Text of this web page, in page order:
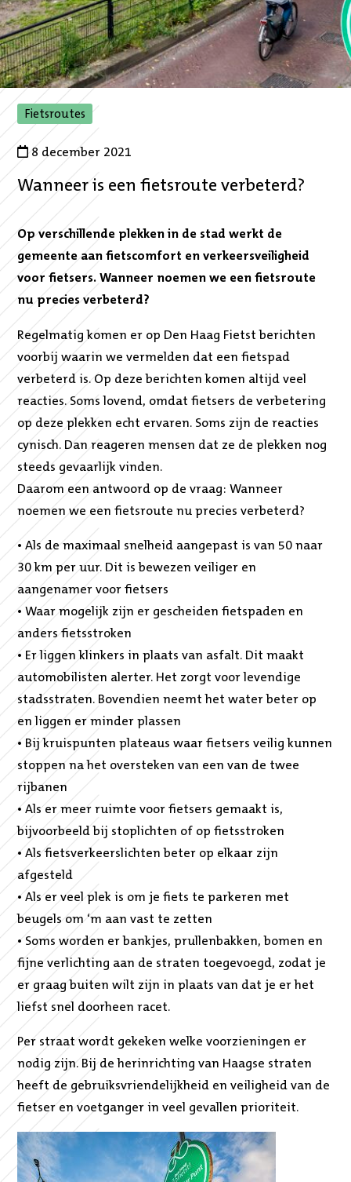
Fietsroutes
gefilterde
overzicht
8 december 2021
Wanneer is een fietsroute verbeterd?
Op verschillende plekken in de stad werkt de
gemeente aan fietscomfort en verkeersveiligheid
voor fietsers. Wanneer noemen we een fietsroute
nu precies verbeterd?
Regelmatig komen er op Den Haag Fietst berichten
voorbij waarin we vermelden dat een fietspad
verbeterd is. Op deze berichten komen altijd veel
reacties. Soms lovend, omdat fietsers de verbetering
op deze plekken echt ervaren. Soms zijn de reacties
cynisch. Dan reageren mensen dat ze de plekken nog
steeds gevaarlijk vinden.
Daarom een antwoord op de vraag: Wanneer
noemen we een fietsroute nu precies verbeterd?
• Als de maximaal snelheid aangepast is van 50 naar
30 km per uur. Dit is bewezen veiliger en
aangenamer voor fietsers
• Waar mogelijk zijn er gescheiden fietspaden en
anders fietsstroken
• Er liggen klinkers in plaats van asfalt. Dit maakt
automobilisten alerter. Het zorgt voor levendige
stadsstraten. Bovendien neemt het water beter op
en liggen er minder plassen
• Bij kruispunten plateaus waar fietsers veilig kunnen
stoppen na het oversteken van een van de twee
rijbanen
• Als er meer ruimte voor fietsers gemaakt is,
bijvoorbeeld bij stoplichten of op fietsstroken
• Als fietsverkeerslichten beter op elkaar zijn
afgesteld
• Als er veel plek is om je fiets te parkeren met
beugels om ‘m aan vast te zetten
• Soms worden er bankjes, prullenbakken, bomen en
fijne verlichting aan de straten toegevoegd, zodat je
er graag buiten wilt zijn in plaats van dat je er het
liefst snel doorheen racet.
Per straat wordt gekeken welke voorzieningen er
nodig zijn. Bij de herinrichting van Haagse straten
heeft de gebruiksvriendelijkheid en veiligheid van de
fietser en voetganger in veel gevallen prioriteit.